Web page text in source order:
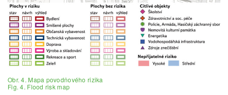
Obr. 4. Mapa povodňového rizika
Fig. 4. Flood risk map